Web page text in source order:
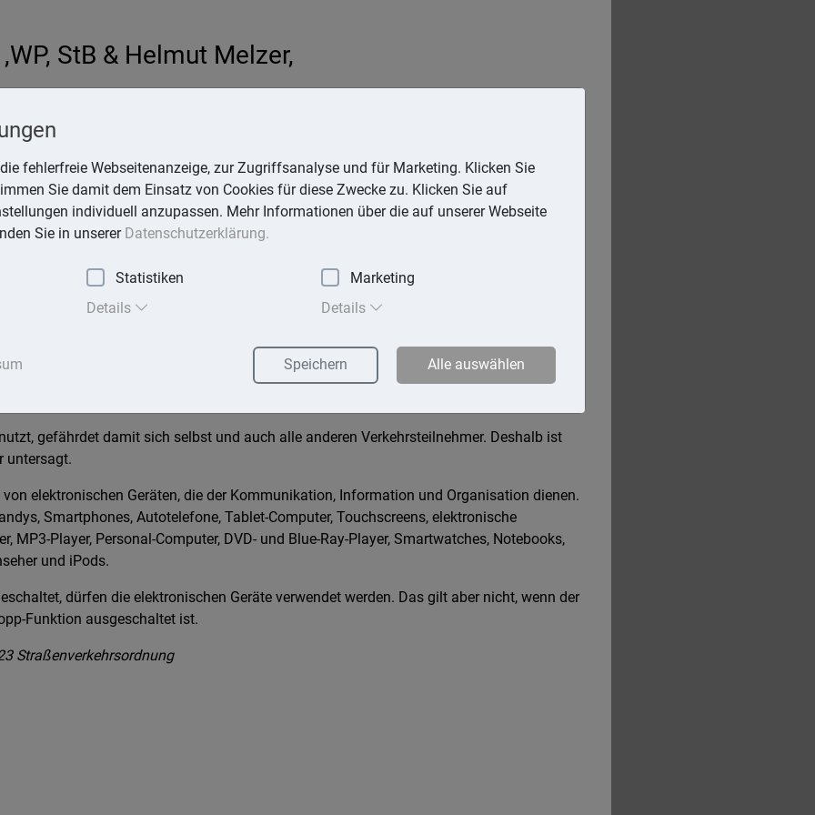
StB & Helmut Melzer,
online.de
gefährdet damit sich selbst und auch alle anderen Verkehrsteilnehmer. Deshalb ist
untersagt.
elektronischen Geräten, die der Kommunikation, Information und Organisation dienen.
Smartphones, Autotelefone, Tablet-Computer, Touchscreens, elektronische
MP3-Player, Personal-Computer, DVD- und Blue-Ray-Player, Smartwatches, Notebooks,
und iPods.
dürfen die elektronischen Geräte verwendet werden. Das gilt aber nicht, wenn der
Funktion ausgeschaltet ist.
Straßenverkehrsordnung
fehlerfreie Webseitenanzeige, zur Zugriffsanalyse und für Marketing. Klicken Sie
Sie damit dem Einsatz von Cookies für diese Zwecke zu. Klicken Sie auf
individuell anzupassen. Mehr Informationen über die auf unserer Webseite
Sie in unserer Datenschutzerklärung.
Statistiken
Marketing
Details Details
Speichern Alle auswählen